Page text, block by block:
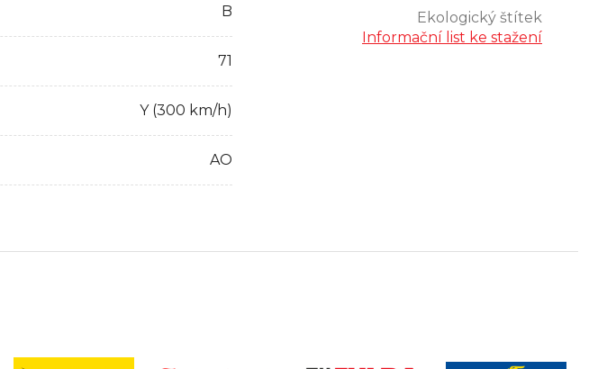
B
71
Y (300 km/h)
AO
Ekologický štítek
Informační list ke stažení